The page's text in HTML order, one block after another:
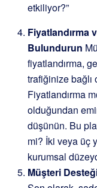
etkiliyor?”
Fiyatlandırma
Bulundurun
fiyatlandırma,
trafiğinize
Fiyatlandırma
olduğundan
düşünün. Bu
mi? İki veya üç
kurumsal
Müşteri